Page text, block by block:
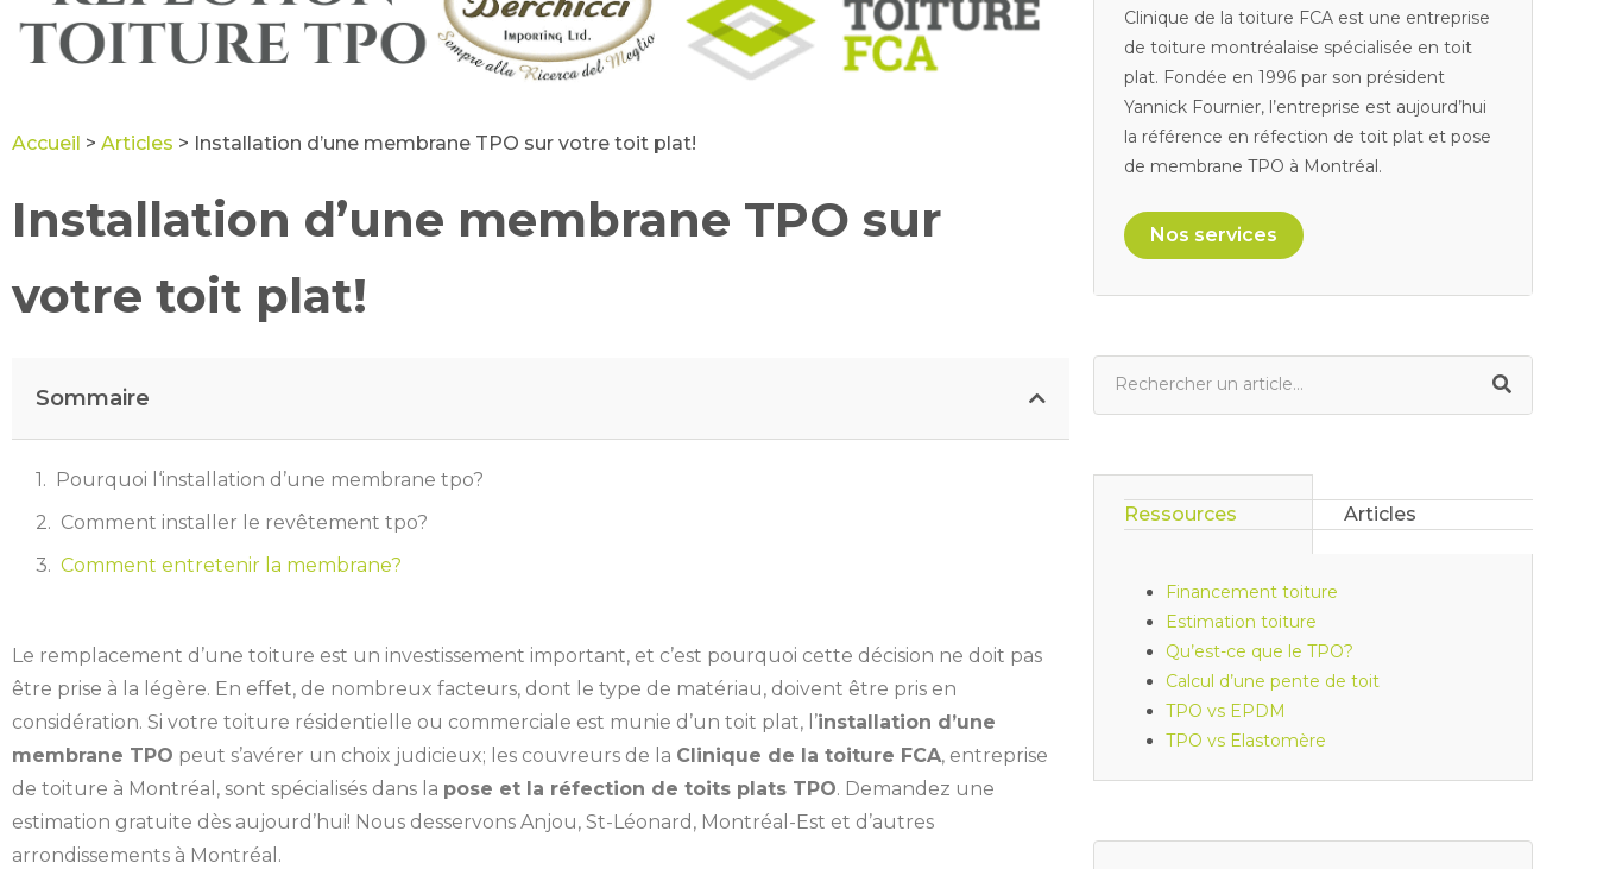
Accueil > Articles > Installation d’une membrane TPO sur votre toit plat!
Installation d’une membrane TPO sur
votre toit plat!
Sommaire
Pourquoi l‘installation d’une membrane tpo?
Comment installer le revêtement tpo?
Comment entretenir la membrane?
Le remplacement d’une toiture est un investissement important, et c’est pourquoi cette décision ne doit pas
être prise à la légère. En effet, de nombreux facteurs, dont le type de matériau, doivent être pris en
considération. Si votre toiture résidentielle ou commerciale est munie d’un toit plat, l’installation d’une
membrane TPO peut s’avérer un choix judicieux; les couvreurs de la Clinique de la toiture FCA, entreprise
de toiture à Montréal, sont spécialisés dans la pose et la réfection de toits plats TPO. Demandez une
estimation gratuite dès aujourd’hui! Nous desservons Anjou, St-Léonard, Montréal-Est et d’autres
arrondissements à Montréal.
Clinique de la toiture FCA est une entreprise
de toiture montréalaise spécialisée en toit
plat. Fondée en 1996 par son président
Yannick Fournier, l’entreprise est aujourd’hui
la référence en réfection de toit plat et pose
de membrane TPO à Montréal.
Nos services
Ressources Articles
Financement toiture
Estimation toiture
Qu’est-ce que le TPO?
Calcul d’une pente de toit
TPO vs EPDM
TPO vs Elastomère